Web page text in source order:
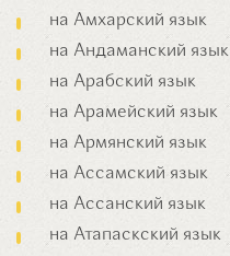
на Амхарский язык
на Андаманский язык
на Арабский язык
на Арамейский язык
на Армянский язык
на Ассамский язык
на Ассанский язык
на Атапаскский язык